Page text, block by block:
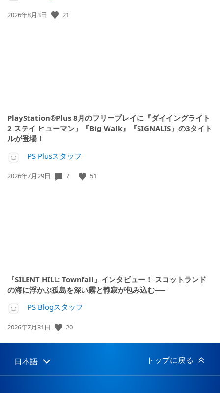
公
2026年8月3日 21
PlayStation®Plus 8月のフリープレイに『ダイイングライト
2 ステイ ヒューマン』『Big Walk』『SIGNALIS』の3タイト
ルが登場！
PS Plusスタッフ
公
2026年7月29日 7 51
『SILENT HILL: Townfall』インタビュー！ スコットランド
の海に浮かぶ孤島を深い霧と静寂が包み込む──
PS Blogスタッフ
公
日:
2026年7月31日 20
Select
a
Current
region:
日本語 トップに戻る